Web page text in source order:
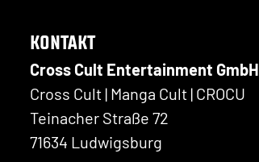
KONTAKT
Cross Cult Entertainment GmbH
Cross Cult | Manga Cult | CROCU
Teinacher Straße 72
71634 Ludwigsburg